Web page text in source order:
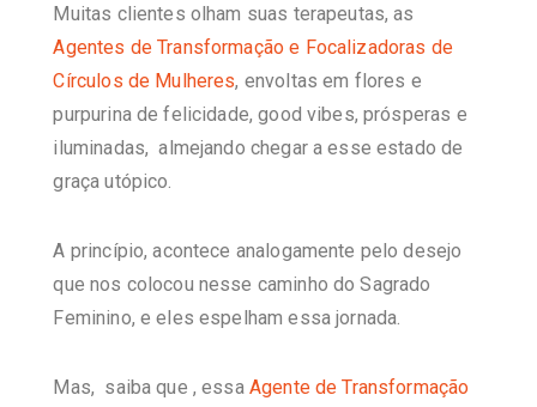
Muitas clientes olham suas terapeutas, as
Agentes de Transformação e Focalizadoras de
Círculos de Mulheres, envoltas em flores e
purpurina de felicidade, good vibes, prósperas e
iluminadas, almejando chegar a esse estado de
graça utópico.
A princípio, acontece analogamente pelo desejo
que nos colocou nesse caminho do Sagrado
Feminino, e eles espelham essa jornada.
Mas, saiba que , essa Agente de Transformação